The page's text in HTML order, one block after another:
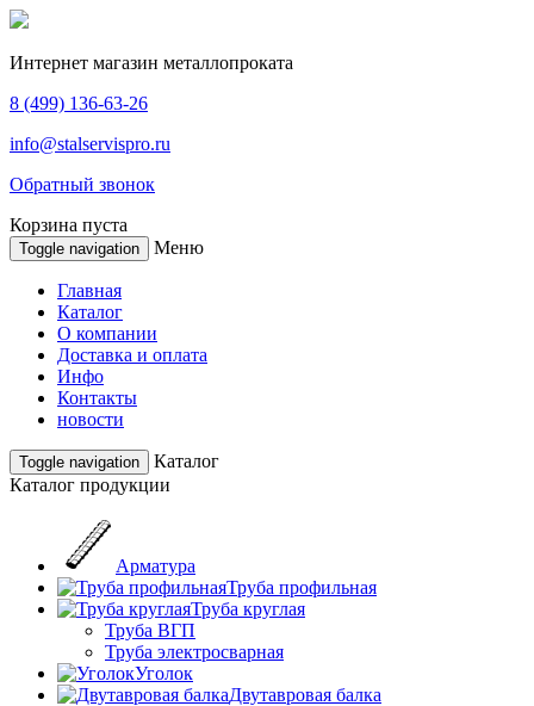
Интернет магазин металлопроката
8 (499) 136-63-26
info@stalservispro.ru
Обратный звонок
Корзина пуста
Toggle navigation Меню
Главная
Каталог
О компании
Доставка и оплата
Инфо
Контакты
новости
Toggle navigation
Каталог
Каталог продукции
Арматура
Труба профильная
Труба круглая
Труба ВГП
Труба электросварная
Уголок
Двутавровая балка